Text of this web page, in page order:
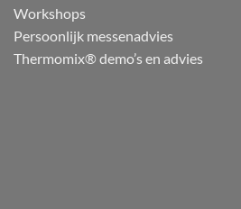
Workshops
Persoonlijk messenadvies
Thermomix® demo’s en advies